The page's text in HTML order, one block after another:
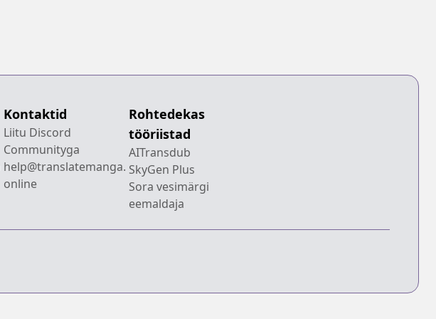
Kontaktid
Liitu Discord
Communityga
help@translatemanga.
online
Rohtedekas
tööriistad
AITransdub
SkyGen Plus
Sora vesimärgi
eemaldaja